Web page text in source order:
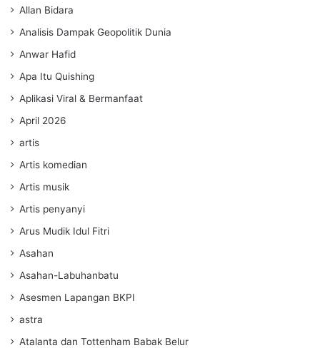
Allan Bidara
Analisis Dampak Geopolitik Dunia
Anwar Hafid
Apa Itu Quishing
Aplikasi Viral & Bermanfaat
April 2026
artis
Artis komedian
Artis musik
Artis penyanyi
Arus Mudik Idul Fitri
Asahan
Asahan-Labuhanbatu
Asesmen Lapangan BKPI
astra
Atalanta dan Tottenham Babak Belur